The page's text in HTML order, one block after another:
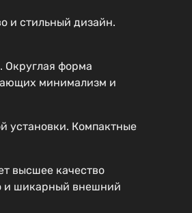
и стильный дизайн.
Округлая форма
минимализм и
установки. Компактные
высшее качество
и шикарный внешний